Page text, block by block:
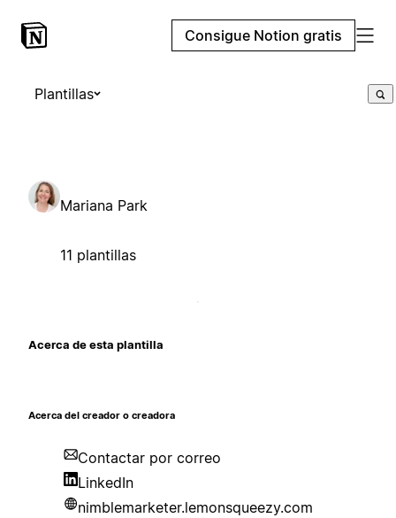
Consigue Notion gratis
Plantillas
Mariana Park
11 plantillas
Acerca de esta plantilla
Acerca del creador o creadora
Contactar por correo
LinkedIn
nimblemarketer.lemonsqueezy.com